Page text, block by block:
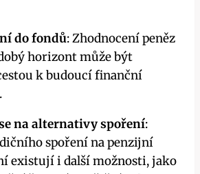
do fondů: Zhodnocení peněz
horizont může být
k budoucí finanční
na alternativy spoření:
spoření na penzijní
existují i další možnosti, jako